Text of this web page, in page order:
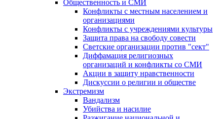
Общественность и СМИ
Конфликты с местным населением и
организациями
Конфликты с учреждениями культуры
Защита права на свободу совести
Светские организации против "сект"
Диффамация религиозных
организаций и конфликты со СМИ
Акции в защиту нравственности
Дискуссии о религии и обществе
Экстремизм
Вандализм
Убийства и насилие